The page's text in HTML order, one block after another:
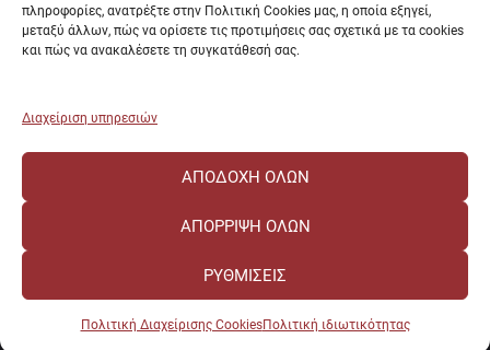
πληροφορίες, ανατρέξτε στην Πολιτική Cookies μας, η οποία εξηγεί,
μεταξύ άλλων, πώς να ορίσετε τις προτιμήσεις σας σχετικά με τα cookies
και πώς να ανακαλέσετε τη συγκατάθεσή σας.
Διαχείριση υπηρεσιών
ΑΠΟΔΟΧΉ ΌΛΩΝ
ΑΠΌΡΡΙΨΗ ΌΛΩΝ
ΡΥΘΜΊΣΕΙΣ
Πολιτική Διαχείρισης CookiesΠολιτική ιδιωτικότητας